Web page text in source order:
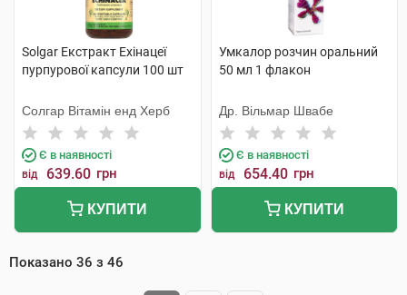
Solgar Екстракт Ехінацеї
пурпурової капсули 100 шт
Солгар Вітамін енд Херб
Є в наявності
від 639.60 грн
КУПИТИ
Умкалор розчин оральний
50 мл 1 флакон
Др. Вільмар Швабе
Є в наявності
від 654.40 грн
КУПИТИ
Показано 36 з 46